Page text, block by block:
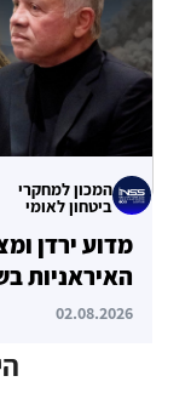
המכון למחקרי
ביטחון לאומי
מדוע ירדן
האיראניות
02.08.2026